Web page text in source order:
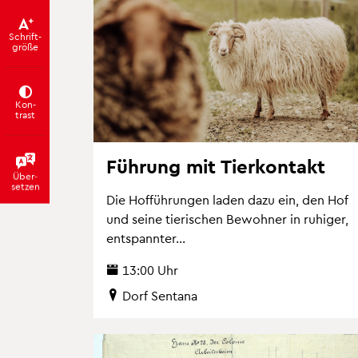
Schrift­
grö­ße
Kon­
trast
Über­
set­zen
Füh­rung mit Tier­kon­takt
Die Hof­füh­run­gen laden dazu ein, den Hof
und seine tie­ri­schen Be­woh­ner in ru­hi­ger,
ent­spann­ter...
13:00 Uhr
Dorf Sen­t­a­na